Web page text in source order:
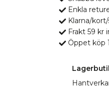
Enkla
Klarna/
Frakt 59 kr
Öppet köp